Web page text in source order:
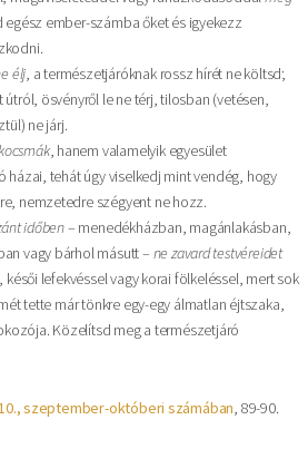
egész ember-számba őket és igyekezz
élj, a természetjáróknak rossz hírét ne költsd;
útról, ösvényről le ne térj, tilosban (vetésen,
ne járj.
, hanem valamelyik egyesület
házai, tehát úgy viselkedj mint vendég, hogy
nemzetedre szégyent ne hozz.
időben– menedékházban, magánlakásban,
vagy bárhol másutt – ne zavard testvéreidet
lefekvéssel vagy korai fölkeléssel, mert sok
tette már tönkre egy-egy álmatlan éjtszaka,
Közelítsd meg a természetjáró
szeptember-októberi számában, 89-90.